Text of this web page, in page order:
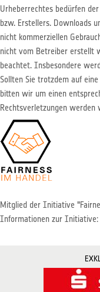
Urheberrechtes bedürfen
bzw. Erstellers. Downloads
nicht kommerziellen
nicht vom Betreiber erstellt
beachtet. Insbesondere
Sollten Sie trotzdem auf
bitten wir um einen
Rechtsverletzungen
Mitglied der Initiative
Informationen zur Initiative: